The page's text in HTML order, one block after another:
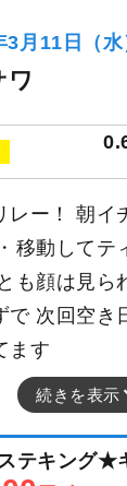
月11日（水
ワ
レー！ 朝イ
移動してテ
も顔は見ら
で 次回空き
ます
続きを表示
テキング★